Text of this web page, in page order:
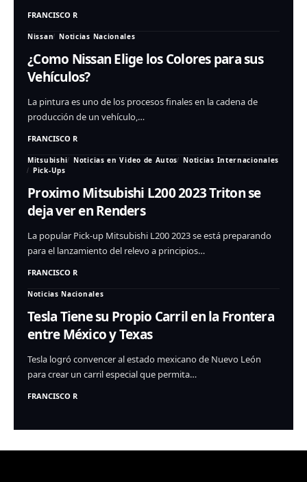
FRANCISCO R
Nissan Noticias Nacionales
¿Como Nissan Elige los Colores para sus
Vehículos?
La pintura es uno de los procesos finales en la cadena de
producción de un vehículo,…
FRANCISCO R
Mitsubishi Noticias en Video de Autos
Noticias Internacionales
Pick-Ups
Proximo Mitsubishi L200 2023 Triton se
deja ver en Renders
La popular Pick-up Mitsubishi L200 2023 se está preparando
para el lanzamiento del relevo a principios…
FRANCISCO R
Noticias Nacionales
Tesla Tiene su Propio Carril en la Frontera
entre México y Texas
Tesla logró convencer al estado mexicano de Nuevo León
para crear un carril especial que permita…
FRANCISCO R